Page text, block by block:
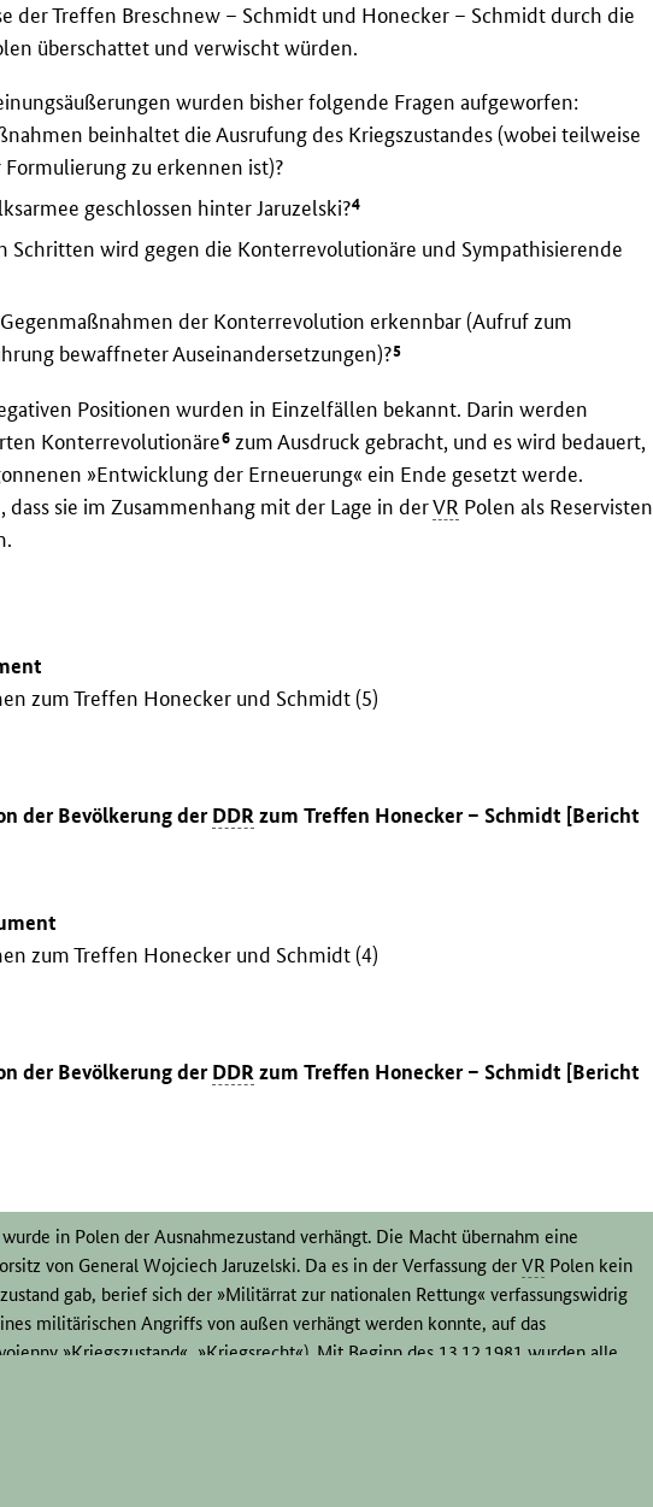
der Treffen Breschnew – Schmidt und Honecker – Schmidt durch die
überschattet und verwischt würden.
wurden bisher folgende Fragen aufgeworfen:
beinhaltet die Ausrufung des Kriegszustandes (wobei teilweise
zu erkennen ist)?
geschlossen hinter Jaruzelski?4
Schritten wird gegen die Konterrevolutionäre und Sympathisierende
der Konterrevolution erkennbar (Aufruf zum
bewaffneter Auseinandersetzungen)?5
Positionen wurden in Einzelfällen bekannt. Darin werden
Konterrevolutionäre6 zum Ausdruck gebracht, und es wird bedauert,
»Entwicklung der Erneuerung« ein Ende gesetzt werde.
dass sie im Zusammenhang mit der Lage in derVR Polen als Reservisten
zum Treffen Honecker und Schmidt (5)
der Bevölkerung derDDRzum Treffen Honecker – Schmidt [Bericht
zum Treffen Honecker und Schmidt (4)
der Bevölkerung derDDRzum Treffen Honecker – Schmidt [Bericht
in Polen der Ausnahmezustand verhängt. Die Macht übernahm eine
von General Wojciech Jaruzelski. Da es in der Verfassung derVR Polen kein
gab, berief sich der »Militärrat zur nationalen Rettung« verfassungswidrig
militärischen Angriffs von außen verhängt werden konnte, auf das
»Kriegszustand«, »Kriegsrecht«). Mit Beginn des 13.12.1981 wurden alle